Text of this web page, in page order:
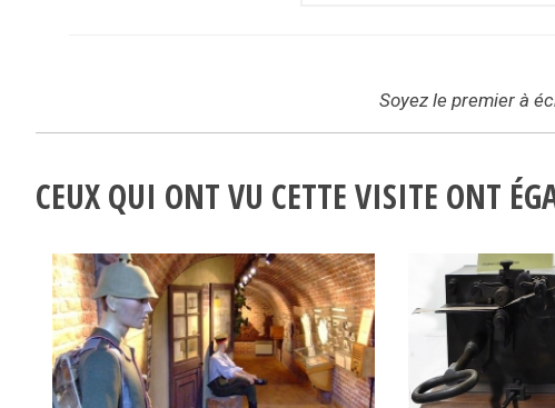
Soyez le premier à
CEUX QUI ONT VU CETTE VISITE ONT